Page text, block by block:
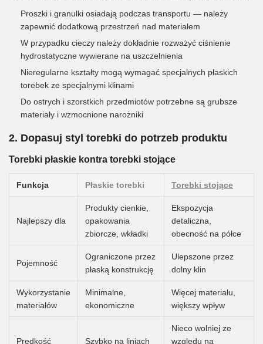
Proszki i granulki osiadają podczas transportu — należy
zapewnić dodatkową przestrzeń nad materiałem
W przypadku cieczy należy dokładnie rozważyć ciśnienie
hydrostatyczne wywierane na uszczelnienia
Nieregularne kształty mogą wymagać specjalnych płaskich
torebek ze specjalnymi klinami
Do ostrych i szorstkich przedmiotów potrzebne są grubsze
materiały i wzmocnione narożniki
2. Dopasuj styl torebki do potrzeb produktu
Torebki płaskie kontra torebki stojące
Funkcja Płaskie torebki Torebki stojące
Najlepszy dla
Produkty cienkie,
opakowania
zbiorcze, wkładki
Ekspozycja
detaliczna,
obecność na półce
Pojemność
Ograniczone przez
płaską konstrukcję
Ulepszone przez
dolny klin
Wykorzystanie
materiałów
Minimalne,
ekonomiczne
Więcej materiału,
większy wpływ
Prędkość Szybko na liniach
Nieco wolniej ze
względu na